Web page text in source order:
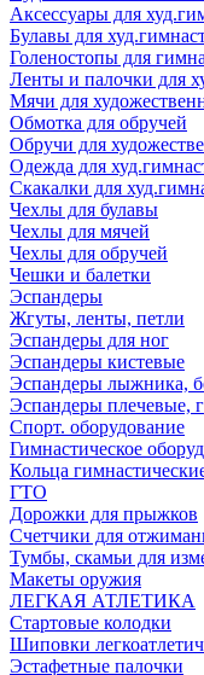
Аксессуары для
Булавы для
Голеностопы для
Ленты и палочки для
Мячи для
Обмотка для обручей
Обручи для
Одежда для
Скакалки для
Чехлы для булавы
Чехлы для мячей
Чехлы для обручей
Чешки и балетки
Эспандеры
Жгуты, ленты, петли
Эспандеры для ног
Эспандеры кистевые
Эспандеры лыжника,
Эспандеры плечевые,
Спорт. оборудование
Гимнастическое
Кольца
ГТО
Дорожки для прыжков
Счетчики для
Тумбы, скамьи для
Макеты оружия
ЛЕГКАЯ АТЛЕТИКА
Стартовые колодки
Шиповки
Эстафетные палочки